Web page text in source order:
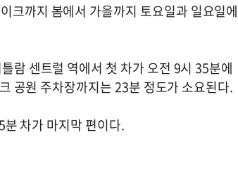
크까지 봄에서 가을까지 토요일과 일요일에
람 센트럴 역에서 첫 차가 오전 9시 35분에
공원 주차장까지는 23분 정도가 소요된다.
차가 마지막 편이다.